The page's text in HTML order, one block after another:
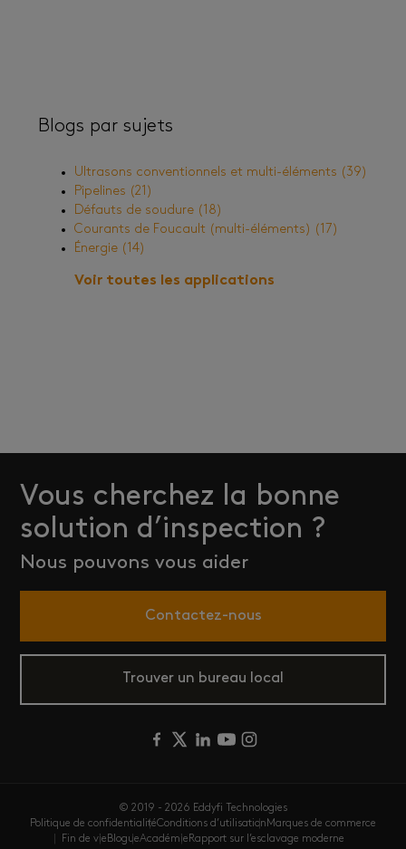
Blogs par sujets
Ultrasons conventionnels et multi-éléments (39)
Pipelines (21)
Défauts de soudure (18)
Courants de Foucault (multi-éléments) (17)
Énergie (14)
Voir toutes les applications
Vous cherchez la bonne
solution d’inspection ?
Nous pouvons vous aider
Contactez-nous
Trouver un bureau local
© 2019 - 2026 Eddyfi Technologies
Politique de confidentialitéConditions d’utilisation Marques de commerce
Fin de vie BlogueAcadémie Rapport sur l’esclavage moderne